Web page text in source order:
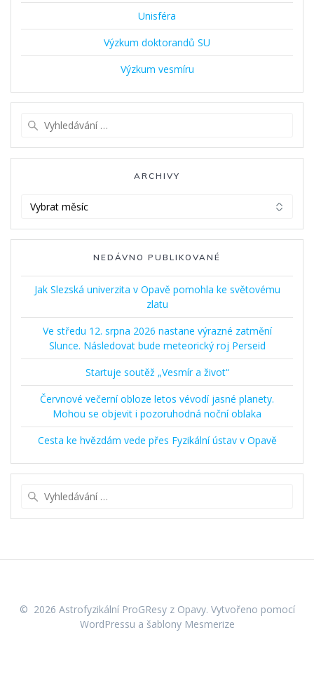
Unisféra
Výzkum doktorandů SU
Výzkum vesmíru
ARCHIVY
NEDÁVNO PUBLIKOVANÉ
Jak Slezská univerzita v Opavě pomohla ke světovému
zlatu
Ve středu 12. srpna 2026 nastane výrazné zatmění
Slunce. Následovat bude meteorický roj Perseid
Startuje soutěž „Vesmír a život“
Červnové večerní obloze letos vévodí jasné planety.
Mohou se objevit i pozoruhodná noční oblaka
Cesta ke hvězdám vede přes Fyzikální ústav v Opavě
© 2026 Astrofyzikální ProGResy z Opavy. Vytvořeno pomocí
WordPressu a šablony Mesmerize